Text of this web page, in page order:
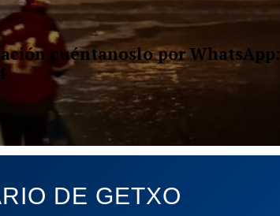
cuéntanoslo por WhatsApp:
DE GETXO